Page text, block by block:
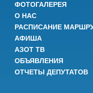
ФОТОГАЛЕРЕЯ
О НАС
РАСПИСАНИЕ
АФИША
АЗОТ ТВ
ОБЪЯВЛЕНИЯ
ОТЧЕТЫ ДЕПУТАТОВ